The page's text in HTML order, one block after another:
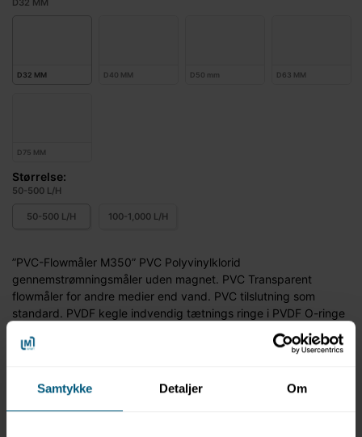
Samtykke Detaljer Om
D32 MM
D32 MM D40 MM D50 mm D63 MM
D75 MM
Størrelse:
50-500 L/H
50-500 L/H 100-1,000 L/H
”PVC-Flowmåler M350” PVC Polyvinylklorid
gennemstrømningsmåler uden magnet. PVC Transparent
flowmåler for andre medier end vand. PVC tilslutning som
standard. PVDF kegle indvendig tætnings ringe i PVDF O-ringe
i EPDM. Måleområde 50 til 60.000 l/h PN10 - maks. 40°C
Mere information